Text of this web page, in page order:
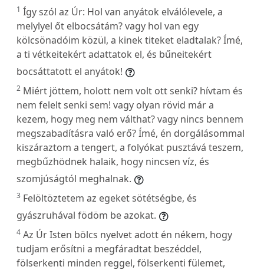
1 Így szól az Úr: Hol van anyátok elválólevele, a
melylyel őt elbocsátám? vagy hol van egy
kölcsönadóim közül, a kinek titeket eladtalak? Ímé,
a ti vétkeitekért adattatok el, és bűneitekért
bocsáttatott el anyátok!
2 Miért jöttem, holott nem volt ott senki? hívtam és
nem felelt senki sem! vagy olyan rövid már a
kezem, hogy meg nem válthat? vagy nincs bennem
megszabadításra való erő? Ímé, én dorgálásommal
kiszáraztom a tengert, a folyókat pusztává teszem,
megbűzhödnek halaik, hogy nincsen víz, és
szomjúságtól meghalnak.
3 Felöltöztetem az egeket sötétségbe, és
gyászruhával födöm be azokat.
4 Az Úr Isten bölcs nyelvet adott én nékem, hogy
tudjam erősítni a megfáradtat beszéddel,
fölserkenti minden reggel, fölserkenti fülemet,